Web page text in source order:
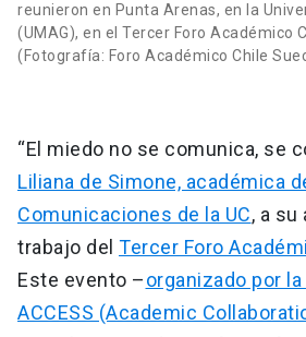
reunieron en Punta Arenas, en la
(UMAG), en el Tercer Foro Académico
(Fotografía: Foro Académico Chile
“El miedo no se comunica, se
Liliana de Simone, académica
Comunicaciones de la UC, a su
trabajo del Tercer Foro
Este evento –organizado por
ACCESS (Academic